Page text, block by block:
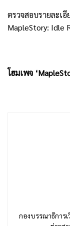
ตรวจสอบรายละเ
MapleStory: Idle
โฮมเพจ
กองบรรณาธิการ